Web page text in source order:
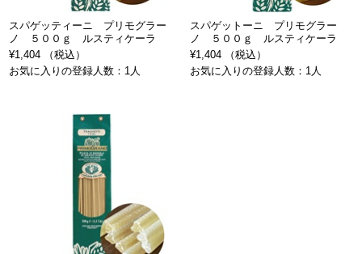
スパゲッティーニ プリモグラー
ノ ５００ｇ ルスティケーラ
¥1,404 （税込）
お気に入りの登録人数：1人
スパゲットーニ プリモグラー
ノ ５００ｇ ルスティケーラ
¥1,404 （税込）
お気に入りの登録人数：1人